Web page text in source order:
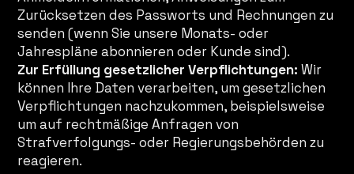
Zurücksetzen des Passworts und Rechnungen zu
senden (wenn Sie unsere Monats- oder
Jahrespläne abonnieren oder Kunde sind).
Zur Erfüllung gesetzlicher Verpflichtungen: Wir
können Ihre Daten verarbeiten, um gesetzlichen
Verpflichtungen nachzukommen, beispielsweise
um auf rechtmäßige Anfragen von
Strafverfolgungs- oder Regierungsbehörden zu
reagieren.